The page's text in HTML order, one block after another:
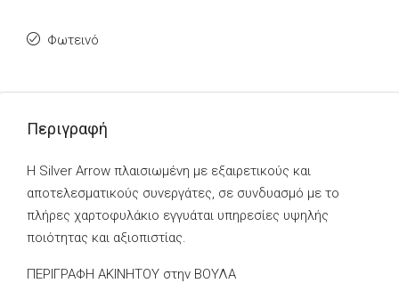
Φωτεινό
Περιγραφή
Η Silver Arrow πλαισιωμένη με εξαιρετικούς και
αποτελεσματικούς συνεργάτες, σε συνδυασμό με το
πλήρες χαρτοφυλάκιο εγγυάται υπηρεσίες υψηλής
ποιότητας και αξιοπιστίας.
ΠΕΡΙΓΡΑΦΗ ΑΚΙΝΗΤΟΥ στην ΒΟΥΛΑ